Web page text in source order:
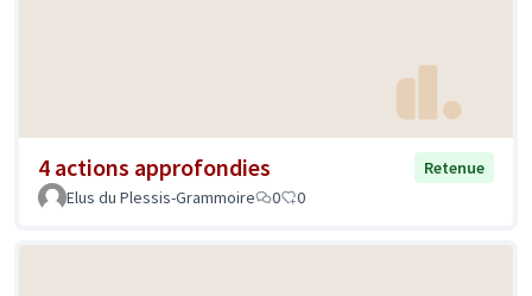
4 actions approfondies
Retenue
Elus du Plessis-Grammoire
0 0